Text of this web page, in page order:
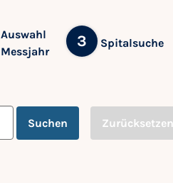
Auswahl
Messjahr
3 Spitalsuche
Suchen